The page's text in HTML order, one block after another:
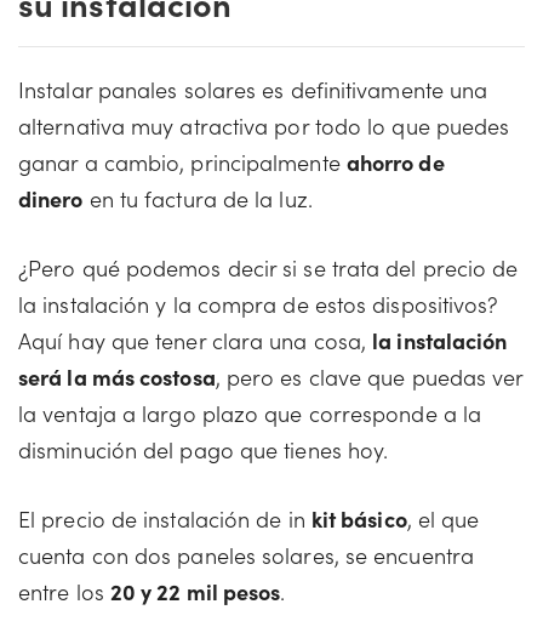
Instalar panales solares es definitivamente una
alternativa muy atractiva por todo lo que puedes
ganar a cambio, principalmente ahorro de
dinero en tu factura de la luz.
¿Pero qué podemos decir si se trata del precio de
la instalación y la compra de estos dispositivos?
Aquí hay que tener clara una cosa, la instalación
será la más costosa, pero es clave que puedas ver
la ventaja a largo plazo que corresponde a la
disminución del pago que tienes hoy.
El precio de instalación de in kit básico, el que
cuenta con dos paneles solares, se encuentra
entre los 20 y 22 mil pesos.